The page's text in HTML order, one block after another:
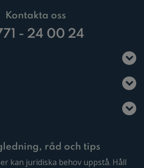
Kontakta oss
- 24 00 24
råd och tips
kan juridiska behov uppstå. Håll